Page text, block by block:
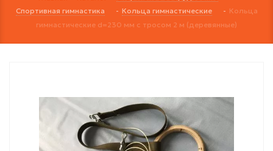
Спортивная гимнастика
- Кольца гимнастические - Кольца
гимнастические d=230 мм с тросом 2 м (деревянные)